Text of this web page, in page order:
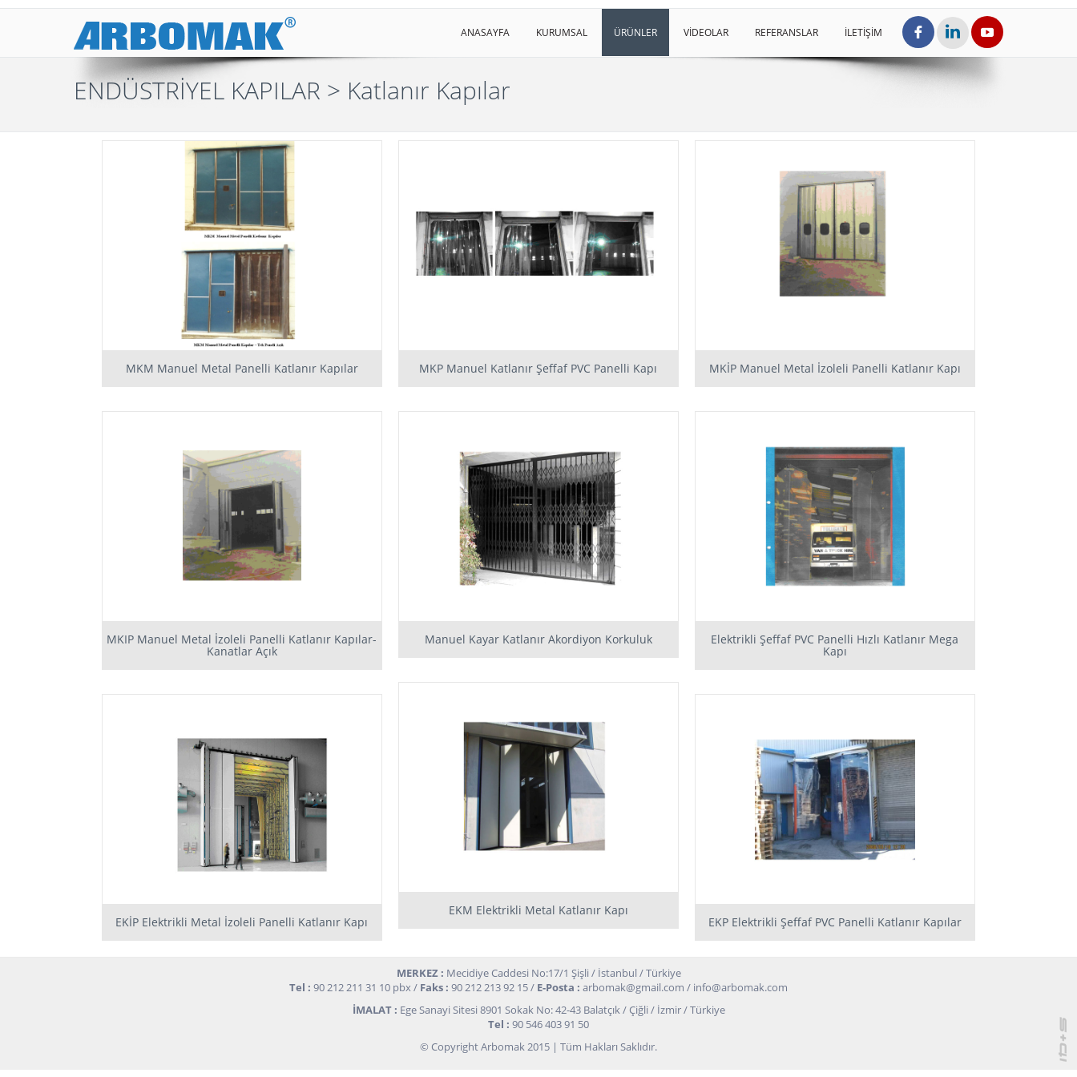
ANASAYFA KURUMSAL ÜRÜNLER VİDEOLAR REFERANSLAR İLETİŞİM
ENDÜSTRİYEL KAPILAR > Katlanır Kapılar
MKM Manuel Metal Panelli Katlanır Kapılar MKP Manuel Katlanır Şeffaf PVC Panelli Kapı MKİP Manuel Metal İzoleli Panelli Katlanır Kapı
MKIP Manuel Metal İzoleli Panelli Katlanır Kapılar-
Kanatlar Açık
Manuel Kayar Katlanır Akordiyon Korkuluk Elektrikli Şeffaf PVC Panelli Hızlı Katlanır Mega
Kapı
EKM Elektrikli Metal Katlanır Kapı
EKİP Elektrikli Metal İzoleli Panelli Katlanır Kapı EKP Elektrikli Şeffaf PVC Panelli Katlanır Kapılar
MERKEZ : Mecidiye Caddesi No:17/1 Şişli / İstanbul / Türkiye
Tel : 90 212 211 31 10 pbx / Faks : 90 212 213 92 15 / E-Posta : arbomak@gmail.com / info@arbomak.com
İMALAT : Ege Sanayi Sitesi 8901 Sokak No: 42-43 Balatçık / Çiğli / İzmir / Türkiye
Tel : 90 546 403 91 50
© Copyright Arbomak 2015 | Tüm Hakları Saklıdır.